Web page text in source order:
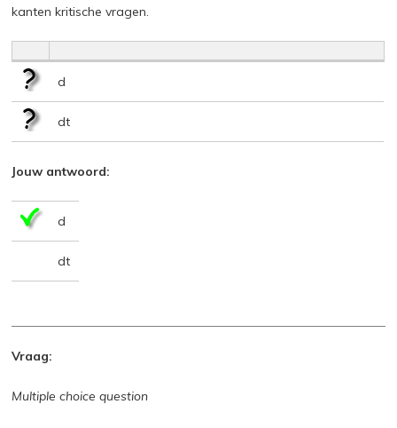
kanten kritische vragen.
d
dt
Jouw antwoord:
d
dt
Vraag:
Multiple choice question